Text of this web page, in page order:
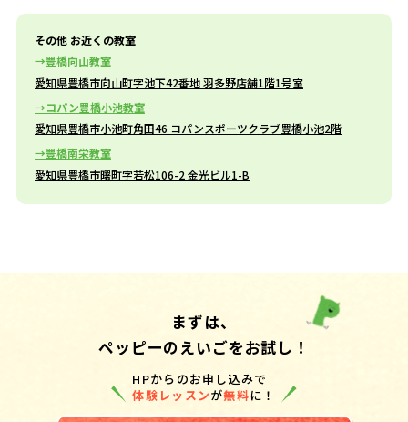
その他 お近くの教室
豊橋向山教室
愛知県豊橋市向山町字池下42番地 羽多野店舗1階1号室
コパン豊橋小池教室
愛知県豊橋市小池町角田46 コパンスポーツクラブ豊橋小池2階
豊橋南栄教室
愛知県豊橋市曙町字若松106-2 金光ビル1-B
まずは、
ペッピーのえいごをお試し！
HPからのお申し込みで
体験レッスンが無料に！